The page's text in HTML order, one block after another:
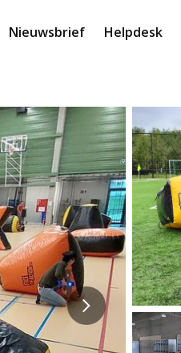
Nieuwsbrief Helpdesk